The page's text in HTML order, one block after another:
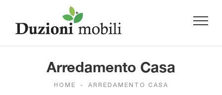
Arredamento Casa
HOME - ARREDAMENTO CASA